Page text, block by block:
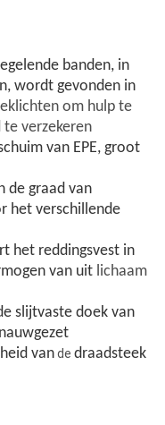
banden, in
wordt gevonden in
om hulp te
verzekeren
van EPE, groot
de graad van
het verschillende
het reddingsvest in
van uit lichaam
slijtvaste doek van
vande draadsteek